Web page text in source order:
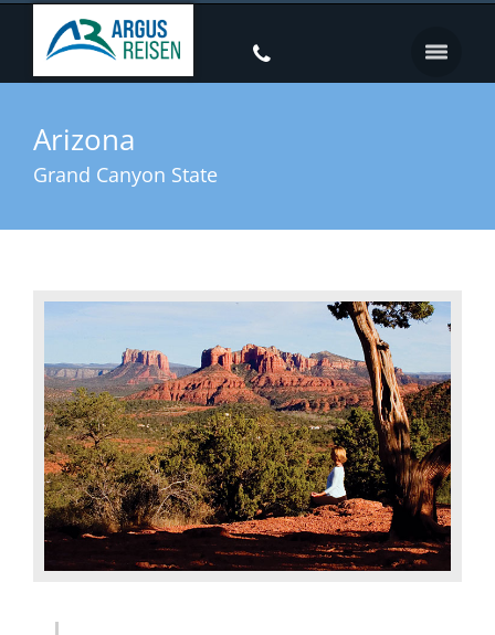
Arizona
Grand Canyon State